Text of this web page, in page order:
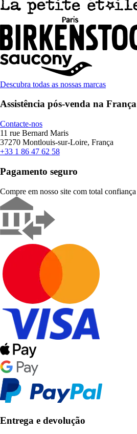
Descubra todas as nossas marcas
Assistência pós-venda na França
Contacte-nos
11 rue Bernard Maris
37270 Montlouis-sur-Loire, França
+33 1 86 47 62 58
Pagamento seguro
Compre em nosso site com total confiança
Entrega e devolução